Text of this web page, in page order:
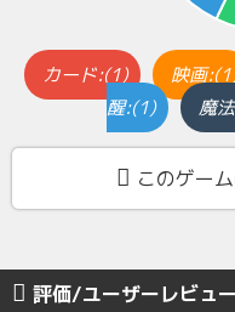
カード:(1) 映画
醒:(1)
魔
このゲー
評価/ユーザーレビュー